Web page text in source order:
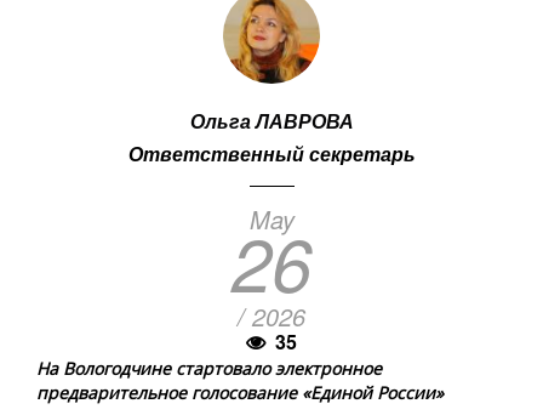
Ольга ЛАВРОВА
Ответственный секретарь
May
26
/ 2026
35
На Вологодчине стартовало электронное
предварительное голосование «Единой России»